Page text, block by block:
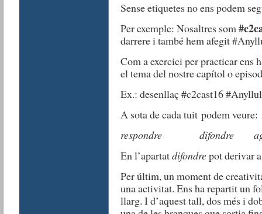
Sense etiquetes no ens podem
Per exemple: Nosaltres som
darrere i també hem afegit
Com a exercici per practicar ens
el tema del nostre capítol o
Ex.: desenllaç #c2cast16
A sota de cada tuit podem veure:
respondre
difondre
En l’apartatdifondrepot derivar
Per últim, un moment de
una activitat. Ens ha repartit un
llarg. I d’aquest tall, dos més i